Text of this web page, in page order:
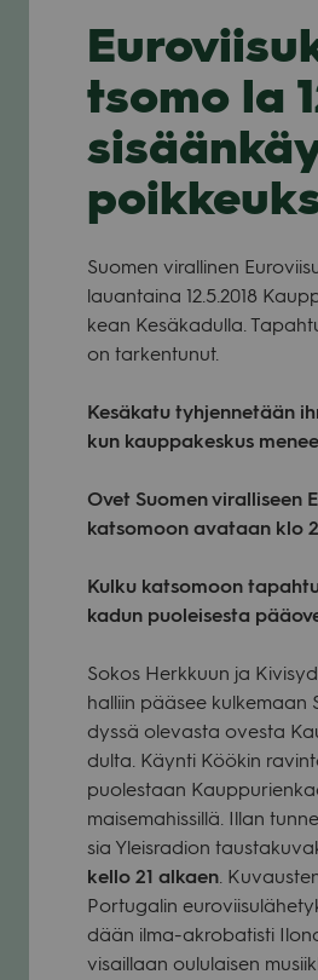
tsomo la
Suo­men viral­li­nen
lau­an­taina 12.5.2018
kean Kesä­ka­dulla.
on tar­ken­tu­nut.
Kesä­katu tyh­jen­ne­tään
kun kaup­pa­kes­kus
Ovet Suo­men viral­li­seen
kat­so­moon ava­taan klo
Kulku kat­so­moon
ka­dun puo­lei­sesta
Sokos Herk­kuun ja
hal­liin pää­see
dyssä ole­vasta ovesta
dulta. Käynti Köö­kin
puo­les­taan
mai­se­ma­his­sillä. Illan
sia Yleis­ra­dion
kello 21 alkaen.
Por­tu­ga­lin
dään ilma-akro­ba­tisti
visail­laan oulu­lai­sen